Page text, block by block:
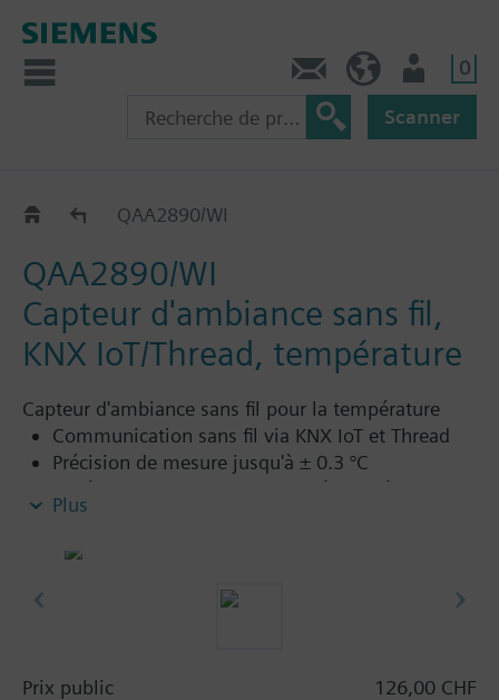
0
Scanner
Wireless room solution
QAA2890/WI
QAA2890/WI
Capteur d'ambiance sans fil,
KNX IoT/Thread, température
Capteur d'ambiance sans fil pour la température
Communication sans fil via KNX IoT et Thread
Précision de mesure jusqu'à ± 0.3 °C
Durée de vie de la batterie supérieure à 10 ans
(dans des conditions d'utilisation normales)
Plus
Prix public
126,00 CHF